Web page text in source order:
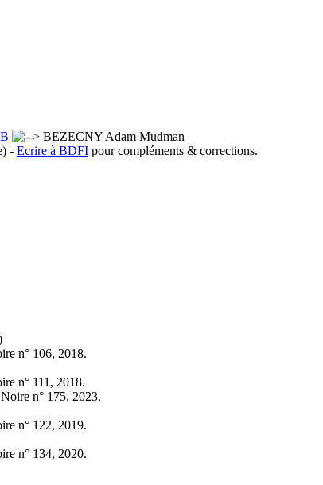
BEZECNY Adam Mudman
- Ecrire à BDFI pour compléments & corrections.
n° 106, 2018.
n° 111, 2018.
n° 175, 2023.
n° 122, 2019.
n° 134, 2020.